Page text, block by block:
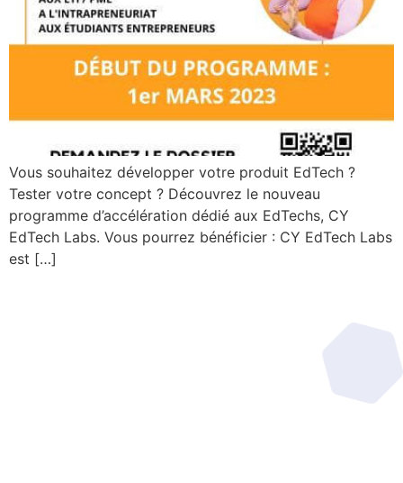
Vous souhaitez développer votre produit EdTech ?
Tester votre concept ? Découvrez le nouveau
programme d’accélération dédié aux EdTechs, CY
EdTech Labs. Vous pourrez bénéficier : CY EdTech Labs
est […]